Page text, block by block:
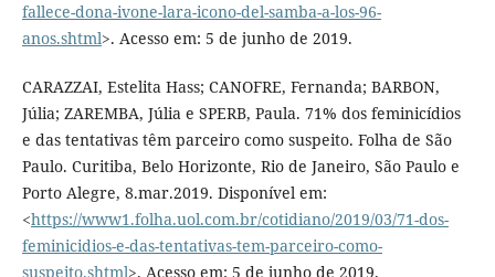
fallece-dona-ivone-lara-icono-del-samba-a-los-96-
anos.shtml>. Acesso em: 5 de junho de 2019.
CARAZZAI, Estelita Hass; CANOFRE, Fernanda; BARBON,
Júlia; ZAREMBA, Júlia e SPERB, Paula. 71% dos feminicídios
e das tentativas têm parceiro como suspeito. Folha de São
Paulo. Curitiba, Belo Horizonte, Rio de Janeiro, São Paulo e
Porto Alegre, 8.mar.2019. Disponível em:
<https://www1.folha.uol.com.br/cotidiano/2019/03/71-dos-
feminicidios-e-das-tentativas-tem-parceiro-como-
suspeito.shtml>. Acesso em: 5 de junho de 2019.